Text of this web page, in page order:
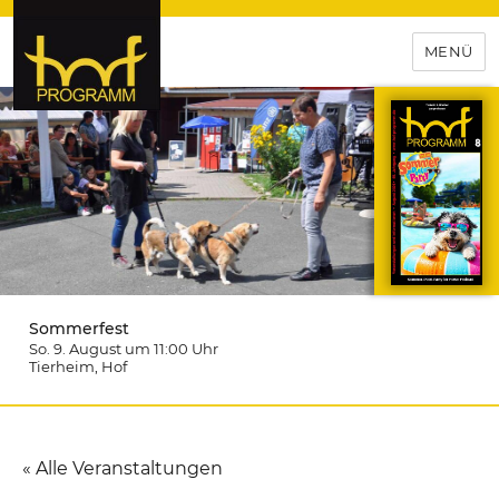
hof-programm – das
Veranstaltungsportal für
Hochfranken
MENÜ
Sommerfest
So. 9. August um 11:00 Uhr
Tierheim , Hof
« Alle Veranstaltungen